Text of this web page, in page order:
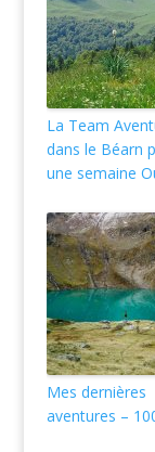
La Team
dans le Béarn
une semaine
Mes dernières
aventures –